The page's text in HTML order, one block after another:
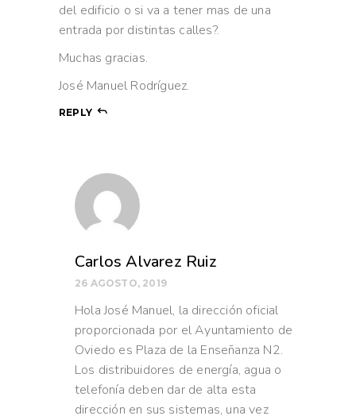
del edificio o si va a tener mas de una
entrada por distintas calles?.
Muchas gracias.
José Manuel Rodríguez.
REPLY
Carlos Alvarez Ruiz
26 AGOSTO, 2019
Hola José Manuel, la dirección oficial
proporcionada por el Ayuntamiento de
Oviedo es Plaza de la Enseñanza N2.
Los distribuidores de energía, agua o
telefonía deben dar de alta esta
dirección en sus sistemas, una vez